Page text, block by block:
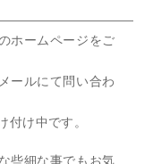
ホームページをご
ールにて問い合わ
付け中です。
些細な事でもお気